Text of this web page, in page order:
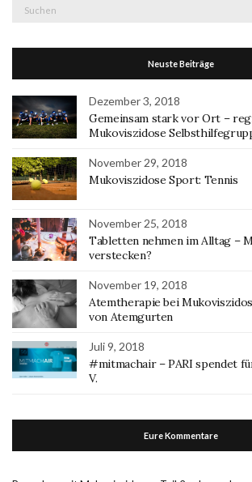
Neuste Beiträge
Dezember 3, 2018
Gemeinsam stark vor Ort –
Mukoviszidose
November 29, 2018
Mukoviszidose Sport: Tennis
November 25, 2018
Tabletten nehmen im Alltag –
verstecken?
November 19, 2018
Atemtherapie bei
von Atemgurten
Juli 9, 2018
#mitmachair – PARI spendet
V.
Eure Kommentare